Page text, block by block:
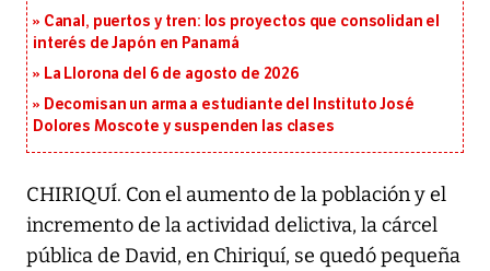
Canal, puertos y tren: los proyectos que consolidan el
interés de Japón en Panamá
La Llorona del 6 de agosto de 2026
Decomisan un arma a estudiante del Instituto José
Dolores Moscote y suspenden las clases
CHIRIQUÍ. Con el aumento de la población y el
incremento de la actividad delictiva, la cárcel
pública de David, en Chiriquí, se quedó pequeña